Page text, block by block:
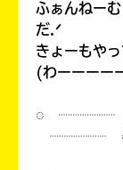
ふぁんねー
だ.ᐟ
きょーもや
◌
┈┈┈┈